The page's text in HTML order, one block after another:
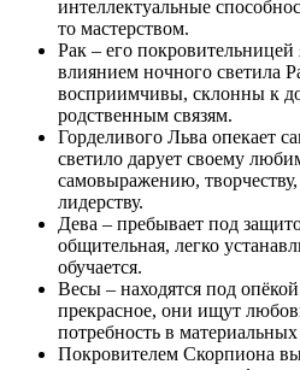
интеллектуальные
то мастерством.
Рак – его
влиянием ночного светила
восприимчивы, склонны к
родственным связям.
Горделивого Льва опекает
светило дарует своему
самовыражению, творчеству,
лидерству.
Дева – пребывает под
общительная, легко
обучается.
Весы – находятся под
прекрасное, они ищут
потребность в материальных
Покровителем Скорпиона